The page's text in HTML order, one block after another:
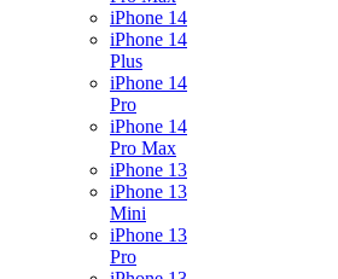
iPhone 14
iPhone 14
Plus
iPhone 14
Pro
iPhone 14
Pro Max
iPhone 13
iPhone 13
Mini
iPhone 13
Pro